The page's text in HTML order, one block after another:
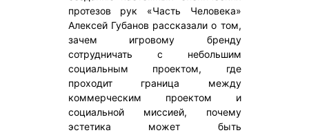
протезов рук «Часть Человека»
Алексей Губанов рассказали о том,
зачем игровому бренду
сотрудничать с небольшим
социальным проектом, где
проходит граница между
коммерческим проектом и
социальной миссией, почему
эстетика может быть